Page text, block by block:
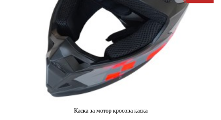
Каска за мотор кросова каска